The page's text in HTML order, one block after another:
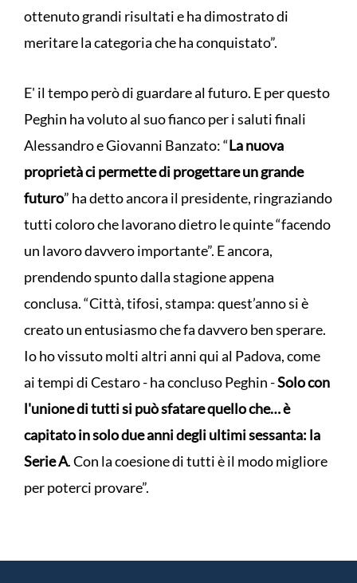
ottenuto grandi risultati e ha dimostrato di
meritare la categoria che ha conquistato”.
E' il tempo però di guardare al futuro. E per questo
Peghin ha voluto al suo fianco per i saluti finali
Alessandro e Giovanni Banzato: “La nuova
proprietà ci permette di progettare un grande
futuro” ha detto ancora il presidente, ringraziando
tutti coloro che lavorano dietro le quinte “facendo
un lavoro davvero importante”. E ancora,
prendendo spunto dalla stagione appena
conclusa. “Città, tifosi, stampa: quest’anno si è
creato un entusiasmo che fa davvero ben sperare.
Io ho vissuto molti altri anni qui al Padova, come
ai tempi di Cestaro - ha concluso Peghin -Solo con
l'unione di tutti si può sfatare quello che… è
capitato in solo due anni degli ultimi sessanta: la
Serie A. Con la coesione di tutti è il modo migliore
per poterci provare”.